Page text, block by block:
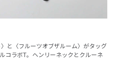
〉と〈フルーツオブザルーム〉がタッグ
コラボT。ヘンリーネックとクルーネ